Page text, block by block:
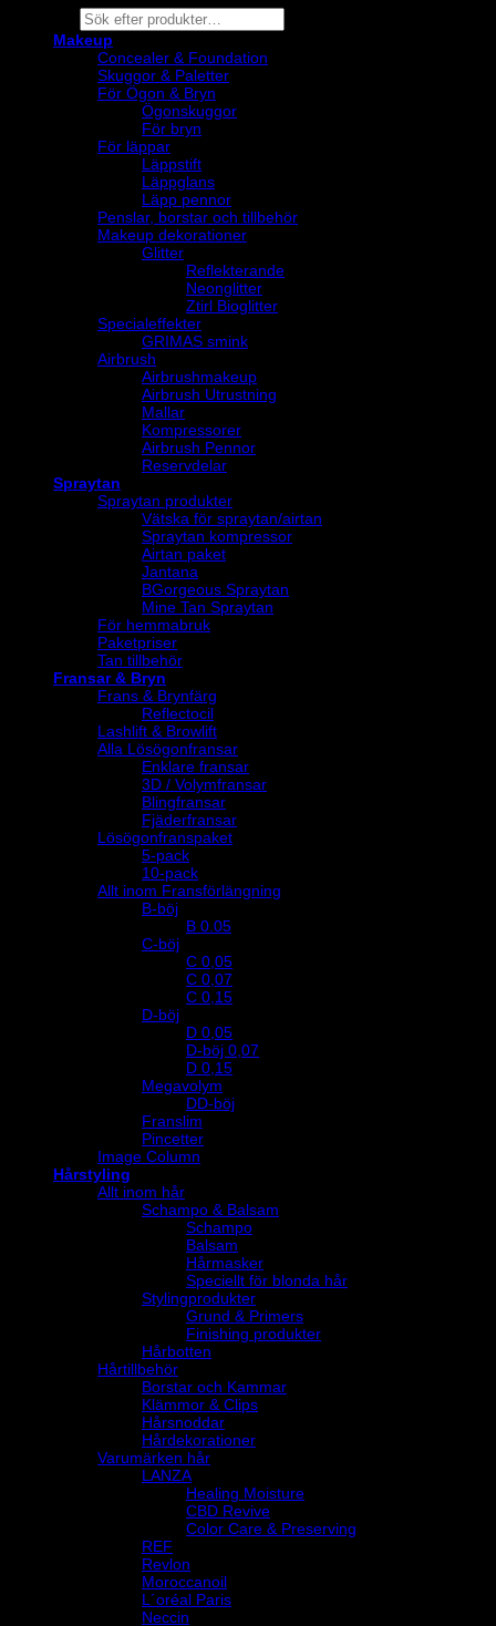
Products
search
Makeup
Concealer & Foundation
Skuggor & Paletter
För Ögon & Bryn
Ögonskuggor
För bryn
För läppar
Läppstift
Läppglans
Läpp pennor
Penslar, borstar och tillbehör
Makeup dekorationer
Glitter
Reflekterande
Neonglitter
Ztirl Bioglitter
Specialeffekter
GRIMAS smink
Airbrush
Airbrushmakeup
Airbrush Utrustning
Mallar
Kompressorer
Airbrush Pennor
Reservdelar
Spraytan
Spraytan produkter
Vätska för spraytan/airtan
Spraytan kompressor
Airtan paket
Jantana
BGorgeous Spraytan
Mine Tan Spraytan
För hemmabruk
Paketpriser
Tan tillbehör
Fransar & Bryn
Frans & Brynfärg
Reflectocil
Lashlift & Browlift
Alla Lösögonfransar
Enklare fransar
3D / Volymfransar
Blingfransar
Fjäderfransar
Lösögonfranspaket
5-pack
10-pack
Allt inom Fransförlängning
B-böj
B 0.05
C-böj
C 0,05
C 0,07
C 0,15
D-böj
D 0,05
D-böj 0,07
D 0,15
Megavolym
DD-böj
Franslim
Pincetter
Image Column
Hårstyling
Allt inom hår
Schampo & Balsam
Schampo
Balsam
Hårmasker
Speciellt för blonda hår
Stylingprodukter
Grund & Primers
Finishing produkter
Hårbotten
Hårtillbehör
Borstar och Kammar
Klämmor & Clips
Hårsnoddar
Hårdekorationer
Varumärken hår
LANZA
Healing Moisture
CBD Revive
Color Care & Preserving
REF
Revlon
Moroccanoil
L´oréal Paris
Neccin